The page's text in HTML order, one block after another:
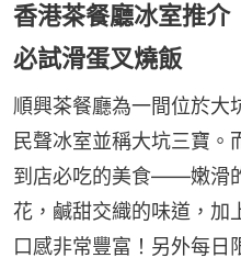
香港茶餐廳冰室推
必試滑蛋叉燒飯
順興茶餐廳為一間位於大
民聲冰室並稱大坑三寶。
到店必吃的美食——嫩滑
花，鹹甜交織的味道，加
口感非常豐富！另外每日